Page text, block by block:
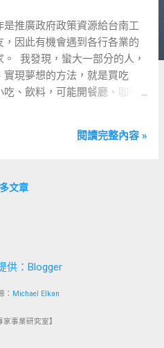
是推廣政府政策資源給台南工
，因此有機會遇到各行各業的
我發現，蠻大一部分的人，
實現夢想的方法，就是買吃
、飲料，可能開餐廳、咖啡
才難！ ​ 創一個能活下去的事
得來素蔬食連鎖的創辦人關登
無論你是正準備踏上創業之
店過程中遇到瓶頸，這本書都
的實戰經驗和解決方案，讓你
點子 ≠ 好生意，市場定位才是
閱讀完整內容 »
文章
供：Blogger
： Michael Elkan
事業研究室】